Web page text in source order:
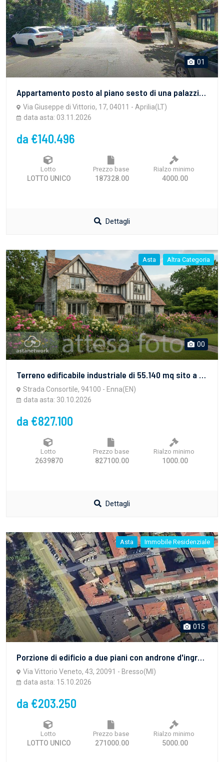
01
Appartamento posto al piano sesto di una palazzina residenziale
Via Giuseppe di Vittorio, 17, 04011 - Aprilia(LT)
data asta: 03.11.2026
da €140.496
Lotto
LOTTO UNICO
Prezzo base
187328.00
Rialzo minimo
4000.00
Dettagli
Asta Altra Categoria
00
Terreno edificabile industriale di 55.140 mq sito a Enna (EN), in zona Industriale Dittaino. Per maggiori informazioni visitare il portale www.quimmo.it - Codice annuncio 2639870
Strada Consortile, 94100 - Enna(EN)
data asta: 30.10.2026
da €827.100
Lotto
2639870
Prezzo base
827100.00
Rialzo minimo
1000.00
Dettagli
Asta Immobile Residenziale
015
Porzione di edificio a due piani con androne d'ingresso, APPARTAMENTO con deposito sul retro, NEGOZIO al piano terra con accesso indipendente dalla strada, ed area cortilizia.
Via Vittorio Veneto, 43, 20091 - Bresso(MI)
data asta: 15.10.2026
da €203.250
Lotto
LOTTO UNICO
Prezzo base
271000.00
Rialzo minimo
5000.00